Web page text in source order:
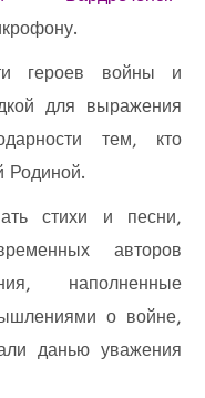
героев войны и
для выражения
тем, кто
Родиной.
стихи и песни,
авторов
наполненные
о войне,
данью уважения